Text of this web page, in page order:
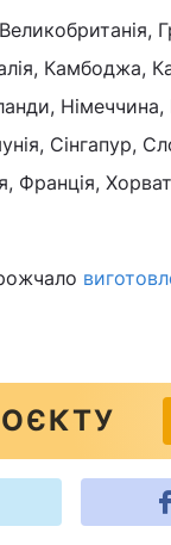
Німеччина,
Сінгапур,
Франція,